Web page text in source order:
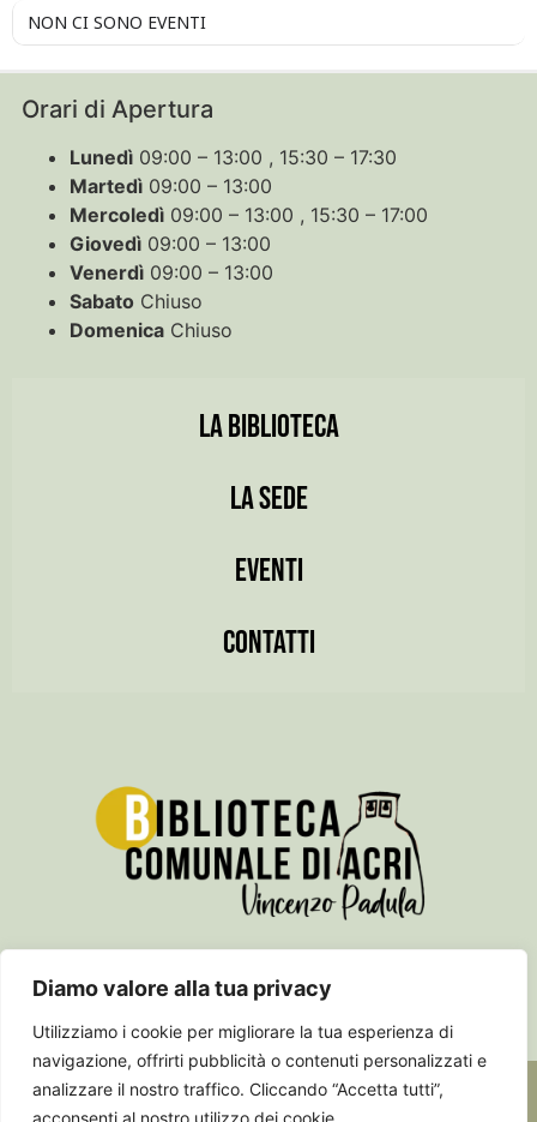
Diamo valore alla tua privacy
Utilizziamo i cookie per migliorare la tua esperienza di
navigazione, offrirti pubblicità o contenuti personalizzati e
analizzare il nostro traffico. Cliccando “Accetta tutti”,
acconsenti al nostro utilizzo dei cookie.
NON CI SONO EVENTI
Orari di Apertura
Lunedì 09:00 – 13:00 , 15:30 – 17:30
Martedì 09:00 – 13:00
Mercoledì 09:00 – 13:00 , 15:30 – 17:00
Giovedì 09:00 – 13:00
Venerdì 09:00 – 13:00
Sabato Chiuso
Domenica Chiuso
LA BIBLIOTECA
LA SEDE
EVENTI
CONTATTI
2024 –Studio Marchianò – Editoria e comunicazione